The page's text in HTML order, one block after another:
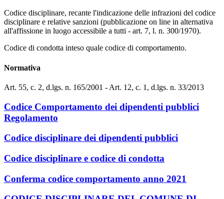
Codice disciplinare, recante l'indicazione delle infrazioni del codice
disciplinare e relative sanzioni (pubblicazione on line in alternativa
all'affissione in luogo accessibile a tutti - art. 7, l. n. 300/1970).
Codice di condotta inteso quale codice di comportamento.
Normativa
Art. 55, c. 2, d.lgs. n. 165/2001 - Art. 12, c. 1, d.lgs. n. 33/2013
Codice Comportamento dei dipendenti pubblici
Regolamento
Codice disciplinare dei dipendenti pubblici
Codice disciplinare e codice di condotta
Conferma codice comportamento anno 2021